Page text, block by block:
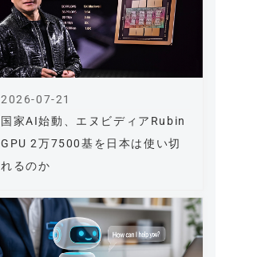
国家AI始動、エヌビディアRubin
GPU 2万7500基を日本は使い切
れるのか
2026-07-21